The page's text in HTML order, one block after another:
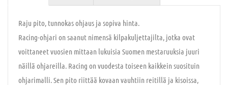
Raju pito, tunnokas ohjaus ja sopiva hinta.
Racing-ohjari on saanut nimensä kilpakuljettajilta, jotka ovat
voittaneet vuosien mittaan lukuisia Suomen mestaruuksia juuri
näillä ohjareilla. Racing on vuodesta toiseen kaikkein suosituin
ohjarimalli. Sen pito riittää kovaan vauhtiin reitillä ja kisoissa,